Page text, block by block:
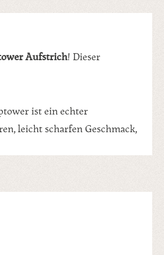
Aufstrich! Dieser
ist ein echter
leicht scharfen Geschmack,